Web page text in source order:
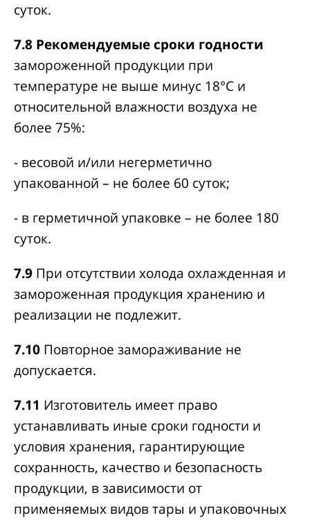
суток.
7.8 Рекомендуемые сроки годности
замороженной продукции при
температуре не выше минус 18°С и
относительной влажности воздуха не
более 75%:
- весовой и/или негерметично
упакованной – не более 60 суток;
- в герметичной упаковке – не более 180
суток.
7.9 При отсутствии холода охлажденная и
замороженная продукция хранению и
реализации не подлежит.
7.10 Повторное замораживание не
допускается.
7.11 Изготовитель имеет право
устанавливать иные сроки годности и
условия хранения, гарантирующие
сохранность, качество и безопасность
продукции, в зависимости от
применяемых видов тары и упаковочных